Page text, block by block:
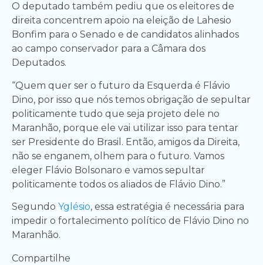
O deputado também pediu que os eleitores de
direita concentrem apoio na eleição de Lahesio
Bonfim para o Senado e de candidatos alinhados
ao campo conservador para a Câmara dos
Deputados.
“Quem quer ser o futuro da Esquerda é Flávio
Dino, por isso que nós temos obrigação de sepultar
politicamente tudo que seja projeto dele no
Maranhão, porque ele vai utilizar isso para tentar
ser Presidente do Brasil. Então, amigos da Direita,
não se enganem, olhem para o futuro. Vamos
eleger Flávio Bolsonaro e vamos sepultar
politicamente todos os aliados de Flávio Dino.”
Segundo Yglésio, essa estratégia é necessária para
impedir o fortalecimento político de Flávio Dino no
Maranhão.
Compartilhe